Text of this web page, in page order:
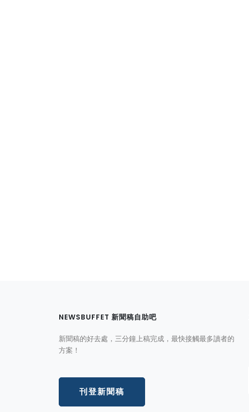
NEWSBUFFET 新聞稿自助吧
新聞稿的好去處，三分鐘上稿完成，最快接觸最多讀者的
方案！
刊登新聞稿